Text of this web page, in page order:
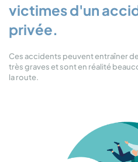
victimes d'un
privée.
Ces accidents peuvent entraîner
très graves et sont en réalité
la route.